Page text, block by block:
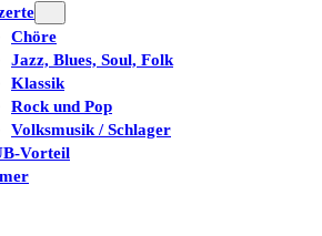
Chöre
Jazz, Blues, Soul, Folk
Klassik
Rock und Pop
Volksmusik / Schlager
Vorteil